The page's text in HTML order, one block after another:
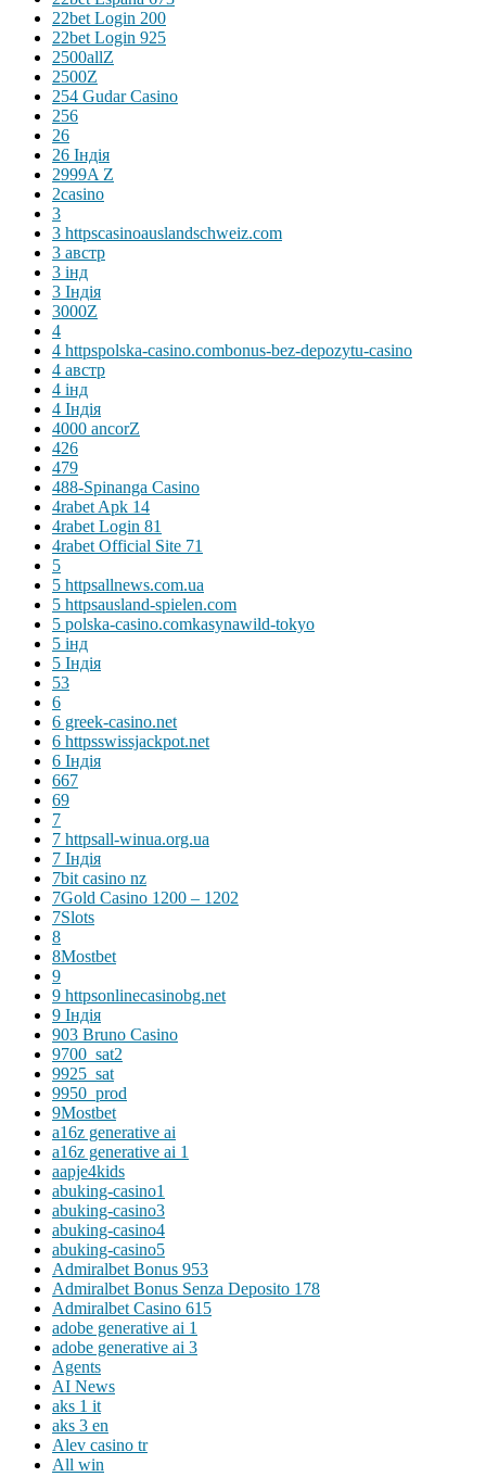
22bet Login 200
22bet Login 925
2500allZ
2500Z
254 Gudar Casino
256
26
26 Індія
2999A Z
2casino
3
3 httpscasinoauslandschweiz.com
3 австр
3 інд
3 Індія
3000Z
4
4 httpspolska-casino.combonus-bez-depozytu-casino
4 австр
4 інд
4 Індія
4000 ancorZ
426
479
488-Spinanga Casino
4rabet Apk 14
4rabet Login 81
4rabet Official Site 71
5
5 httpsallnews.com.ua
5 httpsausland-spielen.com
5 polska-casino.comkasynawild-tokyo
5 інд
5 Індія
53
6
6 greek-casino.net
6 httpsswissjackpot.net
6 Індія
667
69
7
7 httpsall-winua.org.ua
7 Індія
7bit casino nz
7Gold Casino 1200 – 1202
7Slots
8
8Mostbet
9
9 httpsonlinecasinobg.net
9 Індія
903 Bruno Casino
9700_sat2
9925_sat
9950_prod
9Mostbet
a16z generative ai
a16z generative ai 1
aapje4kids
abuking-casino1
abuking-casino3
abuking-casino4
abuking-casino5
Admiralbet Bonus 953
Admiralbet Bonus Senza Deposito 178
Admiralbet Casino 615
adobe generative ai 1
adobe generative ai 3
Agents
AI News
aks 1 it
aks 3 en
Alev casino tr
All win